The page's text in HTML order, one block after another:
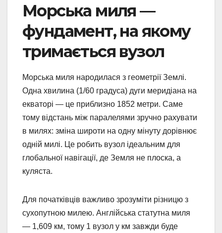
Морська миля —
фундамент, на якому
тримається вузол
Морська миля народилася з геометрії Землі.
Одна хвилина (1/60 градуса) дуги меридіана на
екваторі — це приблизно 1852 метри. Саме
тому відстань між паралелями зручно рахувати
в милях: зміна широти на одну мінуту дорівнює
одній милі. Це робить вузол ідеальним для
глобальної навігації, де Земля не плоска, а
куляста.
Для початківців важливо зрозуміти різницю з
сухопутною милею. Англійська статутна миля
— 1,609 км, тому 1 вузол у км завжди буде